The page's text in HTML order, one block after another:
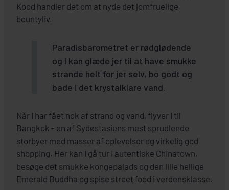
Kood handler det om at nyde det jomfruelige
bountyliv.
Paradisbarometret er rødglødende
og I kan glæde jer til at have smukke
strande helt for jer selv, bo godt og
bade i det krystalklare vand.
Når I har fået nok af strand og vand, flyver I til
Bangkok - en af Sydøstasiens mest sprudlende
storbyer med masser af oplevelser og virkelig god
shopping. Her kan I gå tur i autentiske Chinatown,
besøge det smukke kongepalads og den lille hellige
Emerald Buddha og spise street food i verdensklasse.